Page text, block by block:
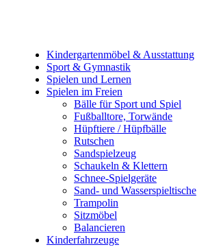
Kindergartenmöbel & Ausstattung
Sport & Gymnastik
Spielen und Lernen
Spielen im Freien
Bälle für Sport und Spiel
Fußballtore, Torwände
Hüpftiere / Hüpfbälle
Rutschen
Sandspielzeug
Schaukeln & Klettern
Schnee-Spielgeräte
Sand- und Wasserspieltische
Trampolin
Sitzmöbel
Balancieren
Kinderfahrzeuge